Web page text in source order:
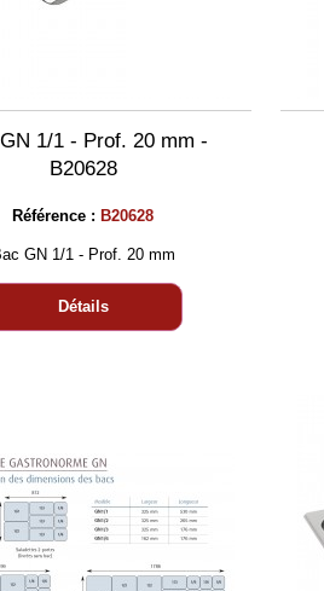
1/1 - Prof. 20 mm -
B20628
Référence : B20628
GN 1/1 - Prof. 20 mm
Détails